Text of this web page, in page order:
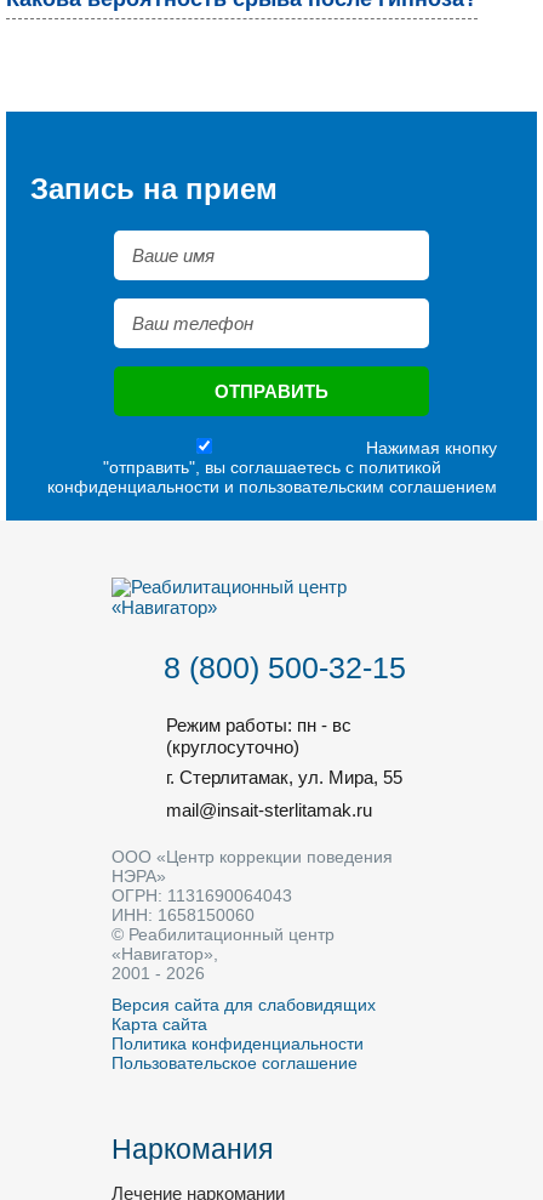
Запись на прием
Нажимая кнопку
"отправить", вы соглашаетесь с политикой
конфиденциальности и пользовательским соглашением
8 (800) 500-32-15
Режим работы: пн - вс
(круглосуточно)
г. Стерлитамак, ул. Мира, 55
mail@insait-sterlitamak.ru
ООО «Центр коррекции поведения
НЭРА»
ОГРН: 1131690064043
ИНН: 1658150060
© Реабилитационный центр
«Навигатор»,
2001 - 2026
Версия сайта для слабовидящих
Карта сайта
Политика конфиденциальности
Пользовательское соглашение
Наркомания
Лечение наркомании